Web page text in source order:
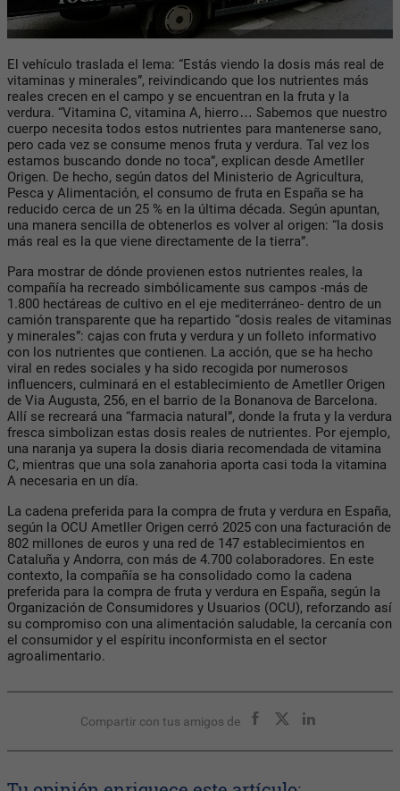
El vehículo traslada el lema: “Estás viendo la dosis más real de
vitaminas y minerales”, reivindicando que los nutrientes más
reales crecen en el campo y se encuentran en la fruta y la
verdura. “Vitamina C, vitamina A, hierro… Sabemos que nuestro
cuerpo necesita todos estos nutrientes para mantenerse sano,
pero cada vez se consume menos fruta y verdura. Tal vez los
estamos buscando donde no toca”, explican desde Ametller
Origen. De hecho, según datos del Ministerio de Agricultura,
Pesca y Alimentación, el consumo de fruta en España se ha
reducido cerca de un 25 % en la última década. Según apuntan,
una manera sencilla de obtenerlos es volver al origen: “la dosis
más real es la que viene directamente de la tierra”.
Para mostrar de dónde provienen estos nutrientes reales, la
compañía ha recreado simbólicamente sus campos -más de
1.800 hectáreas de cultivo en el eje mediterráneo- dentro de un
camión transparente que ha repartido “dosis reales de vitaminas
y minerales”: cajas con fruta y verdura y un folleto informativo
con los nutrientes que contienen. La acción, que se ha hecho
viral en redes sociales y ha sido recogida por numerosos
influencers, culminará en el establecimiento de Ametller Origen
de Via Augusta, 256, en el barrio de la Bonanova de Barcelona.
Allí se recreará una “farmacia natural”, donde la fruta y la verdura
fresca simbolizan estas dosis reales de nutrientes. Por ejemplo,
una naranja ya supera la dosis diaria recomendada de vitamina
C, mientras que una sola zanahoria aporta casi toda la vitamina
A necesaria en un día.
La cadena preferida para la compra de fruta y verdura en España,
según la OCU Ametller Origen cerró 2025 con una facturación de
802 millones de euros y una red de 147 establecimientos en
Cataluña y Andorra, con más de 4.700 colaboradores. En este
contexto, la compañía se ha consolidado como la cadena
preferida para la compra de fruta y verdura en España, según la
Organización de Consumidores y Usuarios (OCU), reforzando así
su compromiso con una alimentación saludable, la cercanía con
el consumidor y el espíritu inconformista en el sector
agroalimentario.
Compartir con tus amigos de